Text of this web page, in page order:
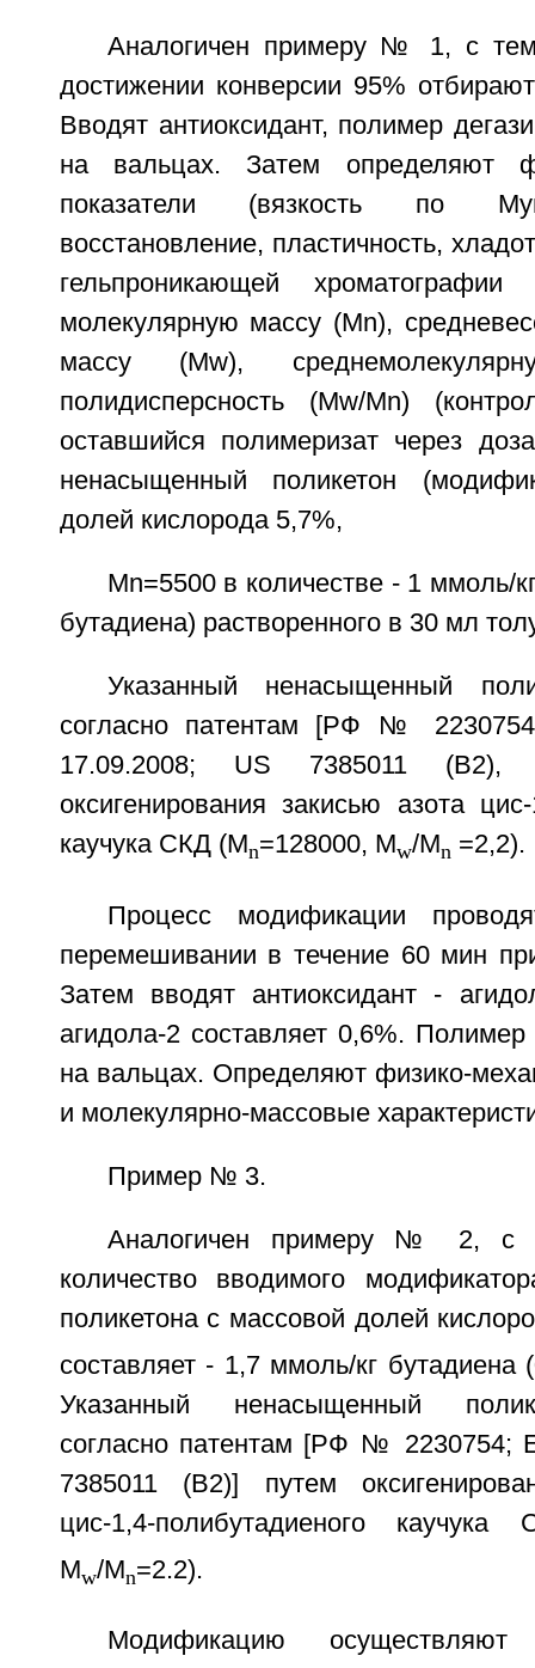
Аналогичен примеру № 1, с
достижении конверсии 95%
Вводят антиоксидант, полимер
на вальцах. Затем определяют
показатели (вязкость по
восстановление, пластичность,
гельпроникающей
молекулярную массу (Mn),
массу (Mw),
полидисперсность (Mw/Mn)
оставшийся полимеризат через
ненасыщенный поликетон
долей кислорода 5,7%,
Mn=5500 в количестве - 1 ммоль/
бутадиена) растворенного в 30 мл
Указанный ненасыщенный
согласно патентам [РФ №
17.09.2008; US 7385011 (B2),
оксигенирования закисью азота
каучука СКД (Mn=128000, Mw/Mn =2,2).
Процесс модификации
перемешивании в течение 60 мин
Затем вводят антиоксидант -
агидола-2 составляет 0,6%.
на вальцах. Определяют физико-
и молекулярно-массовые
Пример № 3.
Аналогичен примеру № 2, с
количество вводимого
поликетона с массовой долей
составляет - 1,7 ммоль/кг бутадиена
Указанный ненасыщенный
согласно патентам [РФ № 2230754;
7385011 (B2)] путем
цис-1,4-полибутадиеного
Mw/Mn=2.2).
Модификацию